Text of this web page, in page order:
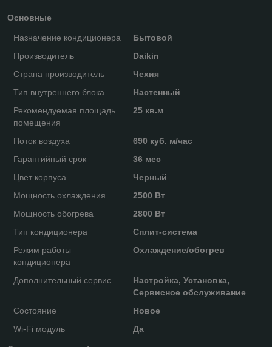
Основные
Назначение кондиционера
Бытовой
Производитель
Daikin
Страна производитель
Чехия
Тип внутреннего блока
Настенный
Рекомендуемая площадь
помещения
25 кв.м
Поток воздуха
690 куб. м/час
Гарантийный срок
36 мес
Цвет корпуса
Черный
Мощность охлаждения
2500 Вт
Мощность обогрева
2800 Вт
Тип кондиционера
Сплит-система
Режим работы
кондиционера
Охлаждение/обогрев
Дополнительный сервис
Настройка, Установка,
Сервисное обслуживание
Состояние
Новое
Wi-Fi модуль
Да